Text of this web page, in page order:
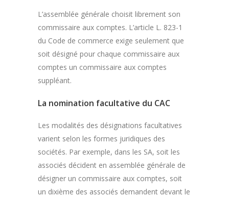
L’assemblée générale choisit librement son
commissaire aux comptes. L’article L. 823-1
du Code de commerce exige seulement que
soit désigné pour chaque commissaire aux
comptes un commissaire aux comptes
suppléant.
La nomination facultative du CAC
Les modalités des désignations facultatives
varient selon les formes juridiques des
sociétés. Par exemple, dans les SA, soit les
associés décident en assemblée générale de
désigner un commissaire aux comptes, soit
un dixième des associés demandent devant le